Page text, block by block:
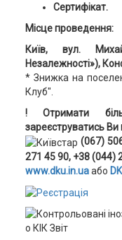
Сертифікат.
Місце проведення:
Київ, вул.
Незалежності»),
* Знижка на
Клуб".
! Отримати
зареєструватись Ви
(067)
271 45 90, +38 (044)
www.dku.in.uaабо